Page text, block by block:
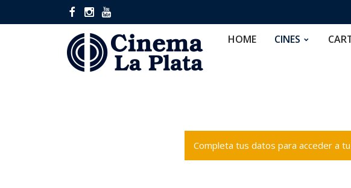
HOME CINES
Completa tus datos para acceder a